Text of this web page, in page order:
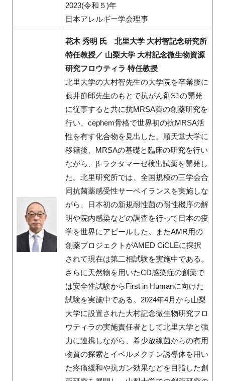
2023(令和５)年
日本アレルギー学会理事
花木 秀明 氏 北里大学 大村智記念研究所
特任教授／ 山梨大学 大村記念微生物資源
研究フロウティラ 特任教授
北里大学の大村智先生の大学院を卒業後に
藤井節郎先生のもとで抗がん剤S1の開発
に従事すると共に抗MRSA薬の創薬研究を
行い、cephem骨格で世界初の抗MRSA活
性を有す化合物を見出した。順天堂大学に
移籍後、MRSAの基礎と臨床の研究を行い
ながら、β-ラクタマーゼ検出試薬を開発し
た。北里研究所では、全国規模の三学会合
同抗菌薬感受性サーベイランスを実施しな
がら、日本初の新規耐性菌の耐性機序の解
明や院内感染などの調査を行って日本の疫
学を世界にアピールした。またAMR用の
創薬プロジェクトがAMED CiCLEに採択
されて現在は第二相試験を実施中である。
さらに天然物を用いたCD感染症の創薬で
は安全性試験からFirst in Humanに向けた
試験を実施中である。2024年4月から山梨
大学に設置された大村記念微生物研究フロ
ウティラの実施責任者として北里大学と強
力に連携しながら、希少放線菌からの有用
物質の探索とイベルメクチン誘導体を用い
た疼痛緩和や抗ガン効果などを目指した創